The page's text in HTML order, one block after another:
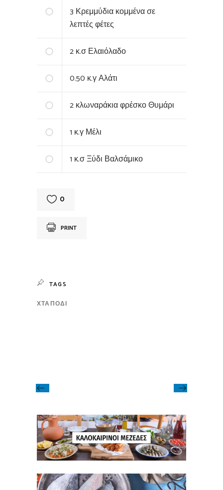
3 Κρεμμύδια κομμένα σε
λεπτές φέτες
2κ.σ Ελαιόλαδο
0.50 κ.γ Αλάτι
2κλωναράκια φρέσκο Θυμάρι
1 κ.γ Μέλι
1 κ.σ Ξύδι Βαλσάμικο
0
PRINT
TAGS
ΧΤΑΠΌΔΙ